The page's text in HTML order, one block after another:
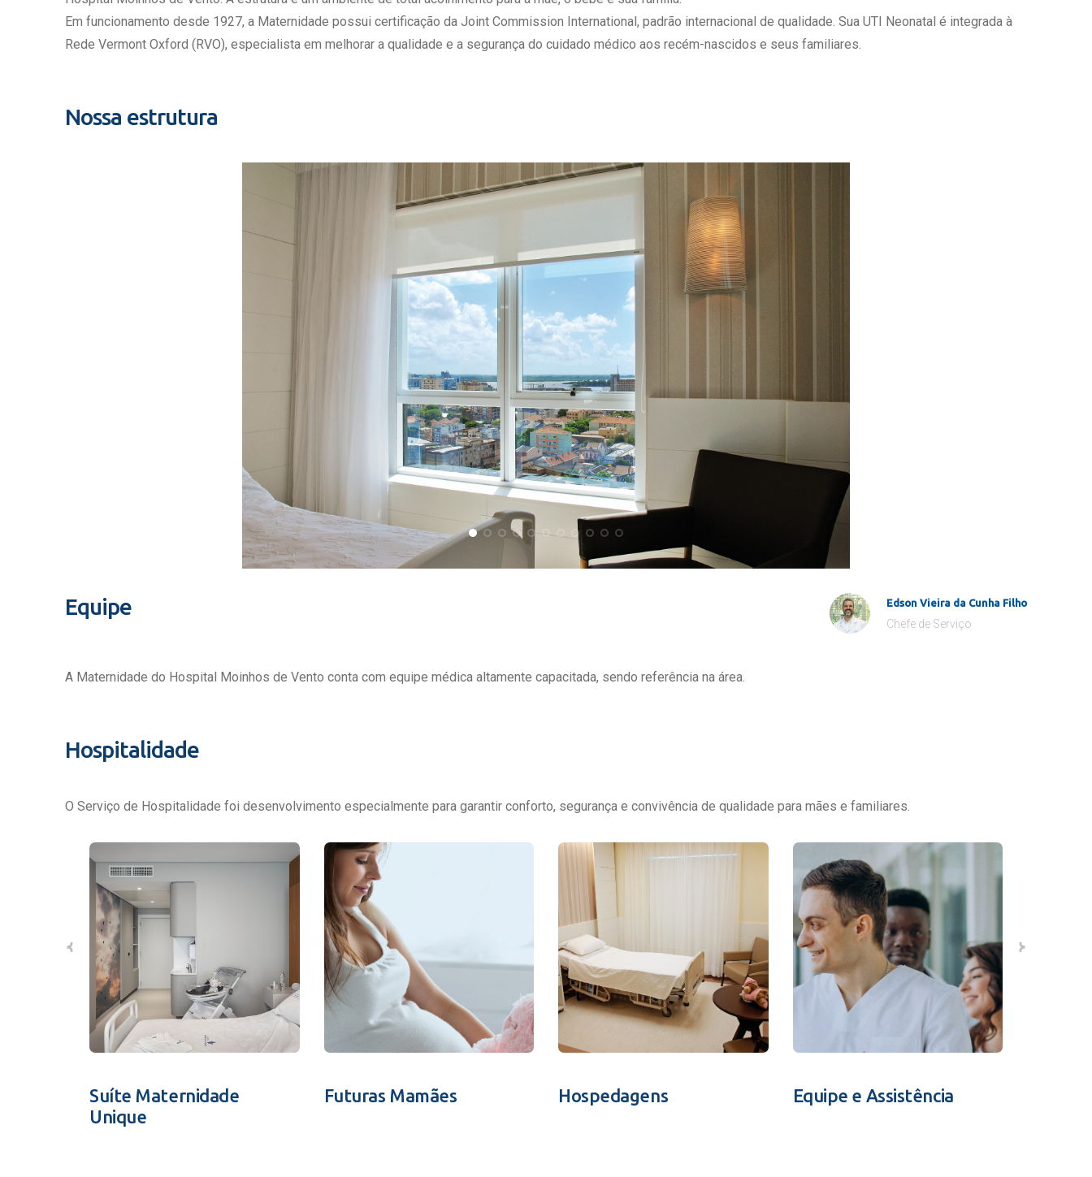
Estrutura de Gestão
Exames - Portal Médico
Quem Somos
Responsabilidade Ambiental
Ambulatório Digital de Nutrição para
Em funcionamento desde 1927, a Maternidade possui certificação da Joint Commission International, padrão internacional de qualidade. Sua UTI Neonatal é integrada à
Rede Vermont Oxford (RVO), especialista em melhorar a qualidade e a segurança do cuidado médico aos recém-nascidos e seus familiares.
Nossa estrutura
Equipe Edson Vieira da Cunha Filho
Chefe de Serviço
A Maternidade do Hospital Moinhos de Vento conta com equipe médica altamente capacitada, sendo referência na área.
Hospitalidade
O Serviço de Hospitalidade foi desenvolvimento especialmente para garantir conforto, segurança e convivência de qualidade para mães e familiares.
Suíte Maternidade
Unique
Futuras Mamães Hospedagens Equipe e Assistência